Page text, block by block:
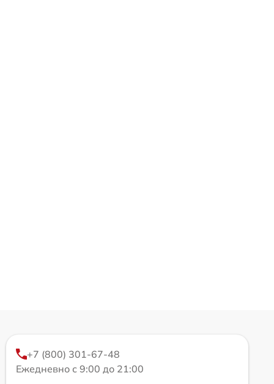
+7 (800) 301-67-48
Ежедневно с 9:00 до 21:00